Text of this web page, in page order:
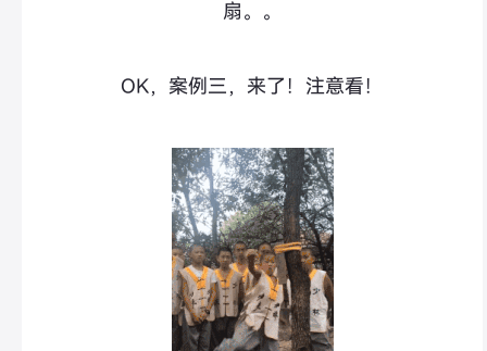
扇。。
OK，案例三，来了！注意看！